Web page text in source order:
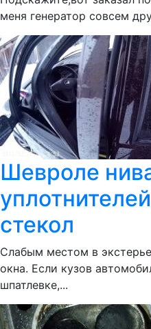
меня генератор совсем
Шевроле
стекол
Слабым местом в
окна. Если кузов
шпатлевке,...